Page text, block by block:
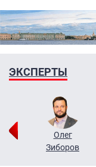
ЭКСПЕРТЫ
Олег
Зиборов